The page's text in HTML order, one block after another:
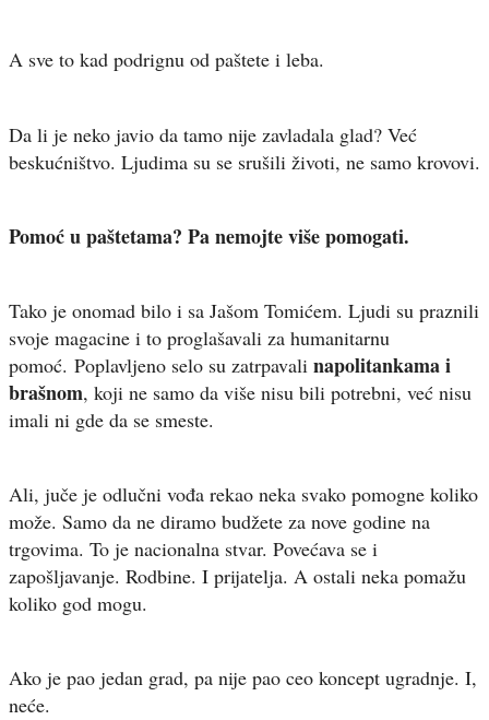
A sve to kad podrignu od paštete i leba.
Da li je neko javio da tamo nije zavladala glad? Već
beskućništvo. Ljudima su se srušili životi, ne samo krovovi.
Pomoć u paštetama? Pa nemojte više pomogati.
Tako je onomad bilo i sa Jašom Tomićem. Ljudi su praznili
svoje magacine i to proglašavali za humanitarnu
pomoć. Poplavljeno selo su zatrpavali napolitankama i
brašnom, koji ne samo da više nisu bili potrebni, već nisu
imali ni gde da se smeste.
Ali, juče je odlučni vođa rekao neka svako pomogne koliko
može. Samo da ne diramo budžete za nove godine na
trgovima. To je nacionalna stvar. Povećava se i
zapošljavanje. Rodbine. I prijatelja. A ostali neka pomažu
koliko god mogu.
Ako je pao jedan grad, pa nije pao ceo koncept ugradnje. I,
neće.